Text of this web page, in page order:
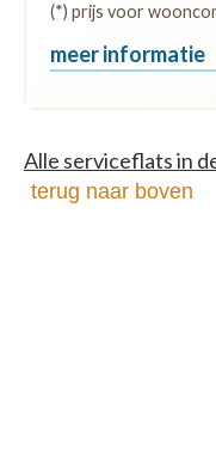
(*) prijs voor
meer informatie
Alle serviceflats in
terug naar boven